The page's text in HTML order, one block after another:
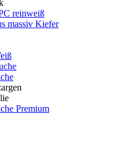
reinweiß
massiv Kiefer
Premium